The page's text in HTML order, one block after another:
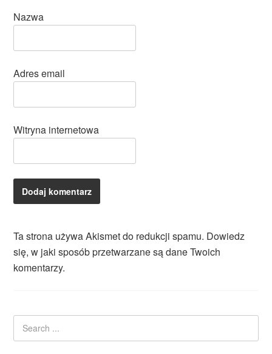
Nazwa
Adres email
Witryna internetowa
Ta strona używa Akismet do redukcji spamu. Dowiedz
się, w jaki sposób przetwarzane są dane Twoich
komentarzy.